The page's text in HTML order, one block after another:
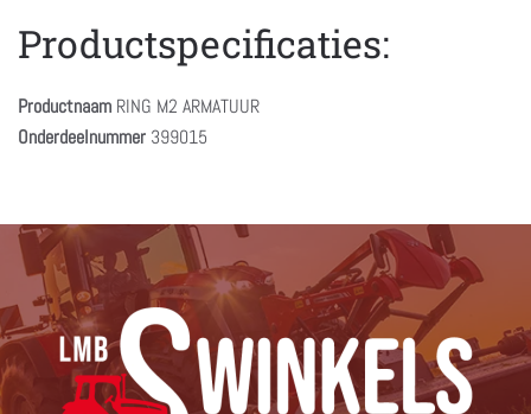
Productspecificaties:
Productnaam RING M2 ARMATUUR
Onderdeelnummer 399015